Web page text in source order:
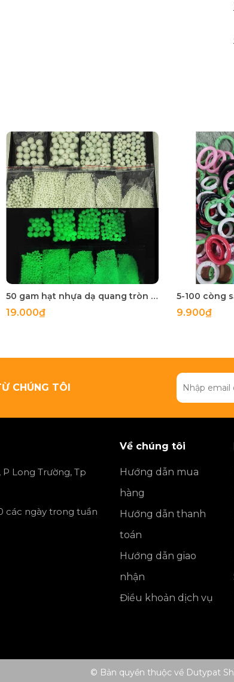
50 gam hạt nhựa dạ quang tròn đủ size 4mm, 5mm, 6mm, 8mm, 10mm, 12mm, 14mm, 16mm ,18mm , 10mm, 22mm, 25mm
19.000₫ 9.900₫
CHÚNG TÔI
Long Trường, Tp
các ngày trong tuần
Về chúng tôi
Hướng dẫn mua
hàng
Hướng dẫn thanh
toán
Hướng dẫn giao
nhận
Điều khoản dịch vụ
© Bản quyền thuộc về Dutypat